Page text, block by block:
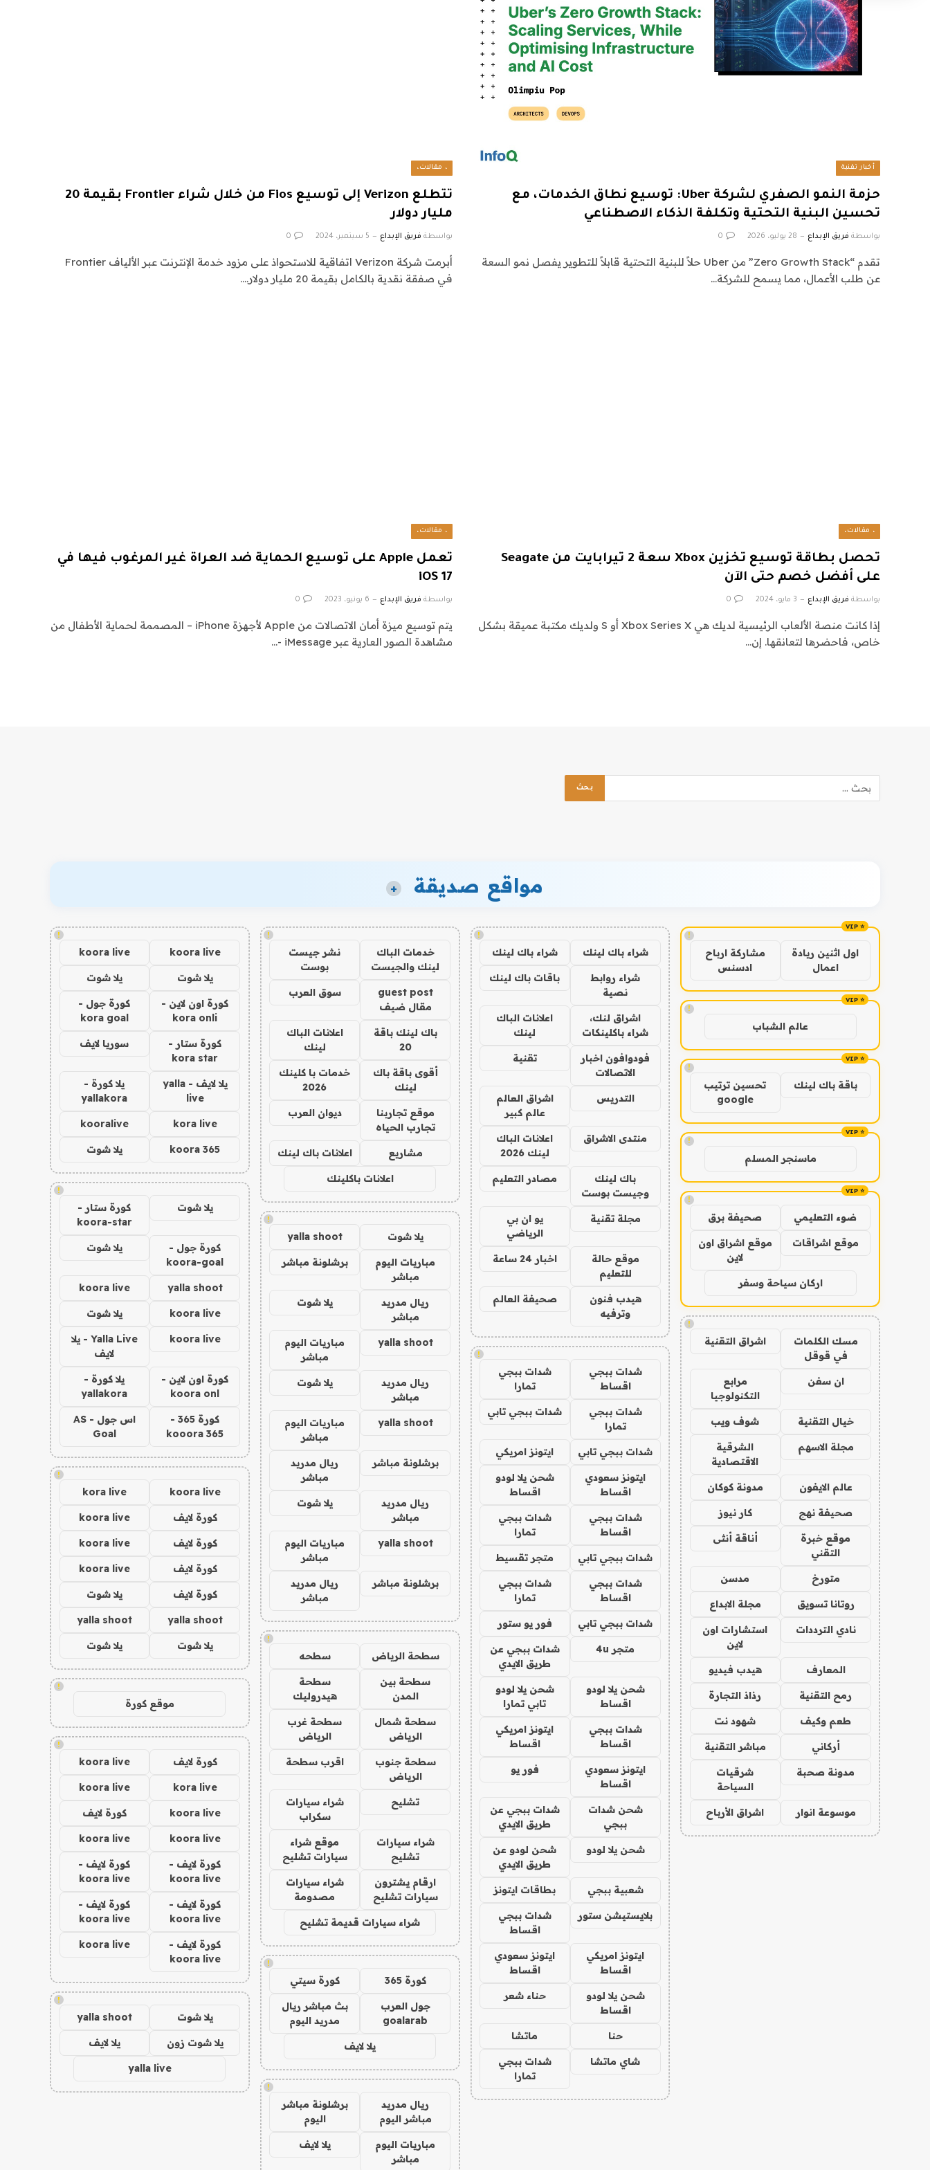
أخبار تقنية
حزمة النمو الصفري لشركة Uber: توسيع نطاق الخدمات، مع
تحسين البنية التحتية وتكلفة الذكاء الاصطناعي
بواسطة فريق الإبداع 28 يوليو، 2026 0
تقدم “Zero Growth Stack” من Uber حلاً للبنية التحتية قابلاً للتطوير يفصل نمو السعة
عن طلب الأعمال، مما يسمح للشركة…
، مقالات،
تتطلع Verizon إلى توسيع Fios من خلال شراء Frontier بقيمة 20
مليار دولار
بواسطة فريق الإبداع 5 سبتمبر، 2024 0
أبرمت شركة Verizon اتفاقية للاستحواذ على مزود خدمة الإنترنت عبر الألياف Frontier
في صفقة نقدية بالكامل بقيمة 20 مليار دولار.…
، مقالات،
تحصل بطاقة توسيع تخزين Xbox سعة 2 تيرابايت من Seagate
على أفضل خصم حتى الآن
بواسطة فريق الإبداع 3 مايو، 2024 0
إذا كانت منصة الألعاب الرئيسية لديك هي Xbox Series X أو S ولديك مكتبة عميقة بشكل
خاص، فاحضرها لتعانقها. إن…
، مقالات،
تعمل Apple على توسيع الحماية ضد العراة غير المرغوب فيها في
iOS 17
بواسطة فريق الإبداع 6 يونيو، 2023 0
يتم توسيع ميزة أمان الاتصالات من Apple لأجهزة iPhone – المصممة لحماية الأطفال من
مشاهدة الصور العارية عبر iMessage -…
مواقع صديقة +
!
اول اثنين ريادة
اعمال
مشاركة ارباح
ادسنس
!
عالم الشباب
!
باقة باك لينك
تحسين ترتيب
google
!
ماسنجر المسلم
!
ضوء التعليمي صحيفة برق
موقع اشراقات
موقع اشراق اون
لاين
اركان سياحة وسفر
!
مسك الكلمات
في قوقل
اشراق التقنية
ان سفن
مرابع
التكنولوجيا
خيال التقنية شوف ويب
مجلة الاسهم
الشرقية
الاقتصادية
عالم الايفون مدونة كوكان
صحيفة نهج كار نيوز
موقع خبرة
التقني
أناقة أنثى
متورخ مدسن
روتانا تسويق مجلة الابداع
نادي الترددات
استشارات اون
لاين
المعارف هيدب فيديو
رمح التقنية رذاذ التجارة
طعم وكيف شهود نت
أركاني مباشر التقنية
مدونة صحبة
شرقيات
السياحة
موسوعة انوار اشراق الأرباح
!
شراء باك لينك شراء باك لينك
شراء روابط
نصية
باقات باك لينك
اشراق لنك،
شراء باكلينكات
اعلانات الباك
لينك
فودوافون اخبار
الاتصالات
تقنية
التدريس
اشراق العالم
عالم كبير
منتدى الاشراق
اعلانات الباك
لينك 2026
باك لينك
وجيست بوست
مصادر التعليم
مجلة تقنية
يو ان بي
الرياضي
موقع حالة
للتعليم
اخبار 24 ساعة
هيدب فنون
وترفيه
صحيفة العالم
!
شدات ببجي
اقساط
شدات ببجي
تمارا
شدات ببجي
تمارا
شدات ببجي تابي
شدات ببجي تابي ايتونز امريكي
ايتونز سعودي
اقساط
شحن يلا لودو
اقساط
شدات ببجي
اقساط
شدات ببجي
تمارا
شدات ببجي تابي متجر تقسيط
شدات ببجي
اقساط
شدات ببجي
تمارا
شدات ببجي تابي فور يو ستور
متجر 4u
شدات ببجي عن
طريق الايدي
شحن يلا لودو
اقساط
شحن يلا لودو
تابي تمارا
شدات ببجي
اقساط
ايتونز امريكي
اقساط
ايتونز سعودي
اقساط
فور يو
شحن شدات
ببجي
شدات ببجي عن
طريق الايدي
شحن يلا لودو
شحن لودو عن
طريق الايدي
شعبية ببجي بطاقات ايتونز
بلايستيشن ستور
شدات ببجي
اقساط
ايتونز امريكي
اقساط
ايتونز سعودي
اقساط
شحن يلا لودو
اقساط
حناء شعر
حنا ماتشا
شاي ماتشا
شدات ببجي
تمارا
!
خدمات الباك
لينك والجيست
نشر جيست
بوست
guest post
مقال ضيف
سوق العرب
باك لينك باقة
20
اعلانات الباك
لينك
أقوى باقة باك
لينك
خدمات با كلينك
2026
موقع تجاربنا
تجارب الحياه
ديوان العرب
مشاريع اعلانات باك لينك
اعلانات باكلينك
!
يلا شوت yalla shoot
مباريات اليوم
مباشر
برشلونة مباشر
ريال مدريد
مباشر
يلا شوت
yalla shoot
مباريات اليوم
مباشر
ريال مدريد
مباشر
يلا شوت
yalla shoot
مباريات اليوم
مباشر
برشلونة مباشر
ريال مدريد
مباشر
ريال مدريد
مباشر
يلا شوت
yalla shoot
مباريات اليوم
مباشر
برشلونة مباشر
ريال مدريد
مباشر
!
سطحة الرياض سطحه
سطحة بين
المدن
سطحة
هيدروليك
سطحة شمال
الرياض
سطحة غرب
الرياض
سطحة جنوب
الرياض
اقرب سطحة
تشليح
شراء سيارات
سكراب
شراء سيارات
تشليح
موقع شراء
سيارات تشليح
ارقام يشترون
سيارات تشليح
شراء سيارات
مصدومة
شراء سيارات قديمة تشليح
!
كورة 365 كورة سيتي
جول العرب
goalarab
بث مباشر ريال
مدريد اليوم
يلا لايف
!
ريال مدريد
مباشر اليوم
برشلونة مباشر
اليوم
مباريات اليوم
مباشر
يلا لايف
!
koora live
koora live
يلا شوت يلا شوت
كورة اون لاين -
kora onli
كورة جول -
kora goal
كورة ستار -
kora star
سوريا لايف
يلا لايف - yalla
live
يلا كورة -
yallakora
kora live
kooralive
koora 365 يلا شوت
!
يلا شوت
كورة ستار -
koora-star
كورة جول -
koora-goal
يلا شوت
yalla shoot
koora live
koora live يلا شوت
koora live
Yalla Live - يلا
لايف
كورة اون لاين -
koora onl
يلا كورة -
yallakora
كورة 365 -
kooora 365
اس جول - AS
Goal
!
koora live
kora live
كورة لايف koora live
كورة لايف koora live
كورة لايف koora live
كورة لايف يلا شوت
yalla shoot
yalla shoot
يلا شوت يلا شوت
!
موقع كورة
!
كورة لايف koora live
kora live
koora live
koora live كورة لايف
koora live
koora live
كورة لايف -
koora live
كورة لايف -
koora live
كورة لايف -
koora live
كورة لايف -
koora live
كورة لايف -
koora live
koora live
!
يلا شوت yalla shoot
يلا شوت زون يلا لايف
yalla live